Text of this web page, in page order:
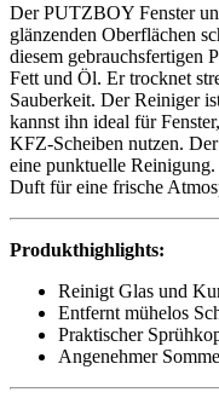
Der PUTZBOY Fenster
glänzenden Oberflächen
diesem gebrauchsfertigen
Fett und Öl. Er trocknet
Sauberkeit. Der Reiniger
kannst ihn ideal für
KFZ-Scheiben nutzen.
eine punktuelle
Duft für eine frische
Produkthighlights:
Reinigt Glas und
Entfernt mühelos
Praktischer
Angenehmer